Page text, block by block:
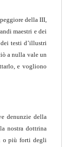
della III,
maestri e dei
testi d’illustri
a nulla vale un
e vogliono
denunzie della
nostra dottrina
o più forti degli